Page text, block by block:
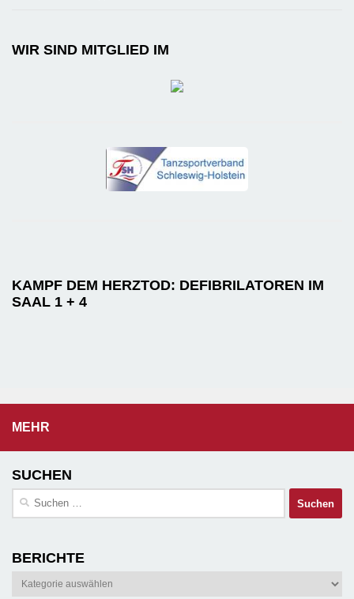
WIR SIND MITGLIED IM
KAMPF DEM HERZTOD: DEFIBRILATOREN IM
SAAL 1 + 4
MEHR
SUCHEN
Suchen
BERICHTE
Berichte